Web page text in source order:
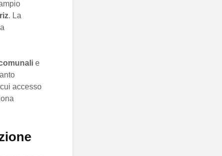
. La
e
accesso